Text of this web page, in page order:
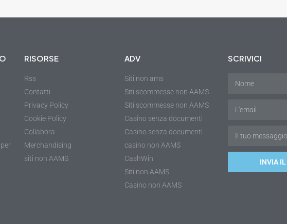
RISORSE
Rss
Contatti
Privacy Policy
Cookie Policy
Collabora
Merchandising
siti non AAMS
ADV
Siti non ams
Siti scommesse non AAMS
Siti scommesse non AAMS
Casino senza documenti
Casino senza documenti
casino non AAMS
CashWin
Siti non AAMS
Casino non AAMS
SCRIVICI
INVIA